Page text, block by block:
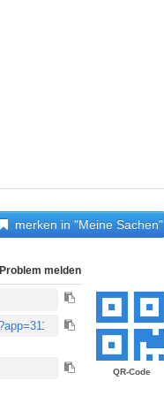
merken in "Meine Sachen"
QR-Code
Problem melden